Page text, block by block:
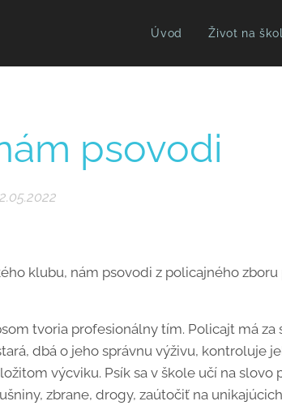
Úvod Život na
psovodi
klubu, nám psovodi z policajného
tvoria profesionálny tím. Policajt má za
dbá o jeho správnu výživu, kontroluje
výcviku. Psík sa v škole učí na slovo
zbrane, drogy, zaútočiť na